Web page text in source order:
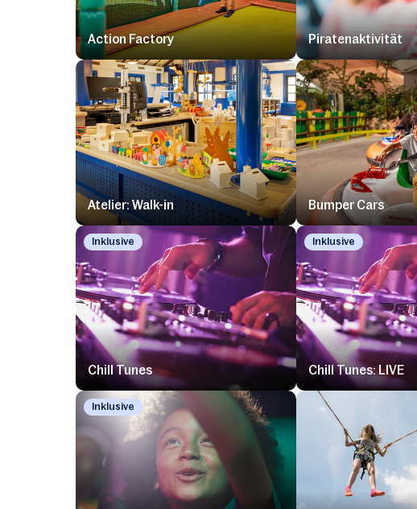
Action Factory Piratenaktivität
Atelier: Walk-in Bumper Cars
Inklusive
Chill Tunes
Inklusive
Chill Tunes: LIVE
Inklusive